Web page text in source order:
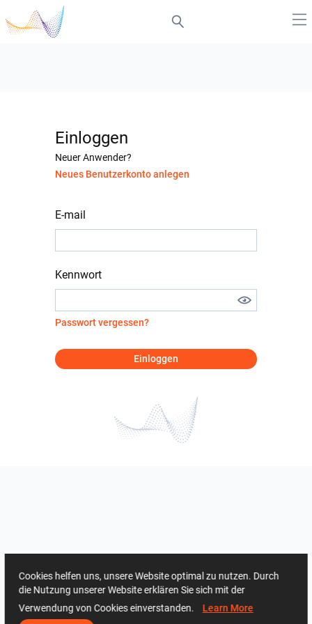
Einloggen
Neuer Anwender?
Neues Benutzerkonto anlegen
E-mail
Kennwort
Passwort vergessen?
Einloggen
Cookies helfen uns, unsere Website optimal zu nutzen. Durch
die Nutzung unserer Website erklären Sie sich mit der
Verwendung von Cookies einverstanden. Learn More